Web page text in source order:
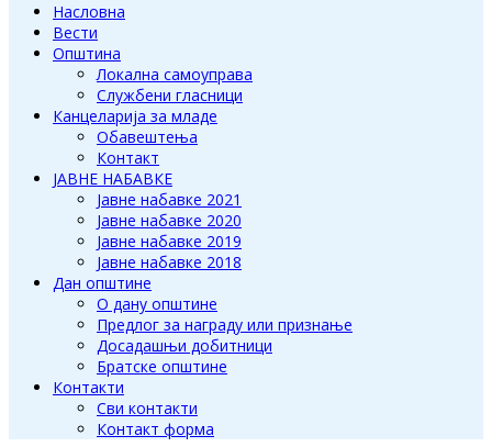
Насловна
Вести
Општина
Локална самоуправа
Службени гласници
Канцеларија за младе
Обавештења
Контакт
ЈАВНЕ НАБАВКЕ
Јавне набавке 2021
Јавне набавке 2020
Јавне набавке 2019
Јавне набавке 2018
Дан општине
О дану општине
Предлог за награду или признање
Досадашњи добитници
Братске општине
Контакти
Сви контакти
Контакт форма